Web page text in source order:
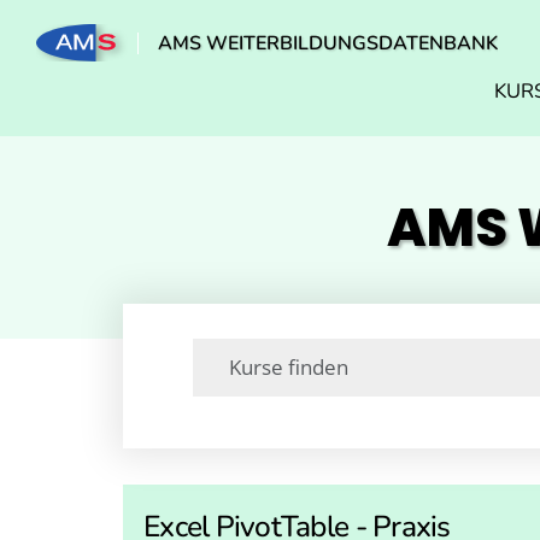
AMS WEITERBILDUNGSDATENBANK
AMS
Excel PivotTable - Praxis